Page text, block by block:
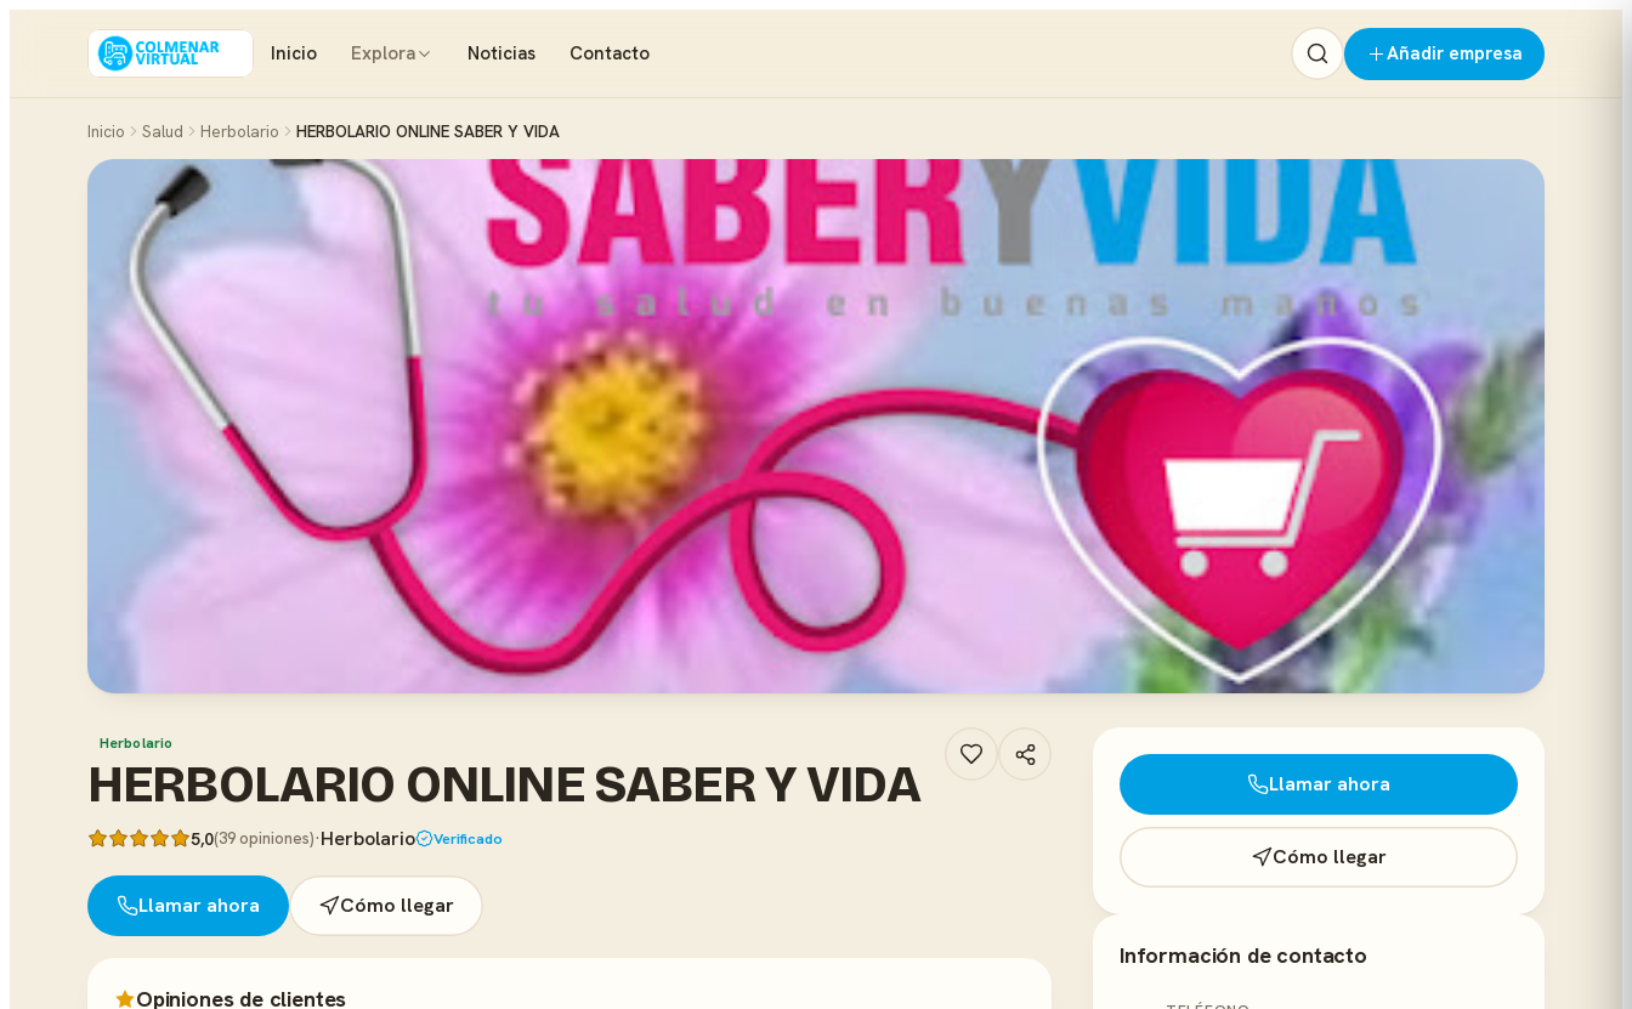
Inicio Explora Noticias Contacto Añadir empresa
Inicio Salud Herbolario HERBOLARIO ONLINE SABER Y VIDA
Herbolario
HERBOLARIO ONLINE SABER Y VIDA
5,0(39 opiniones)·Herbolario Verificado
Llamar ahora Cómo llegar
Opiniones de clientes
Llamar ahora
Cómo llegar
Información de contacto